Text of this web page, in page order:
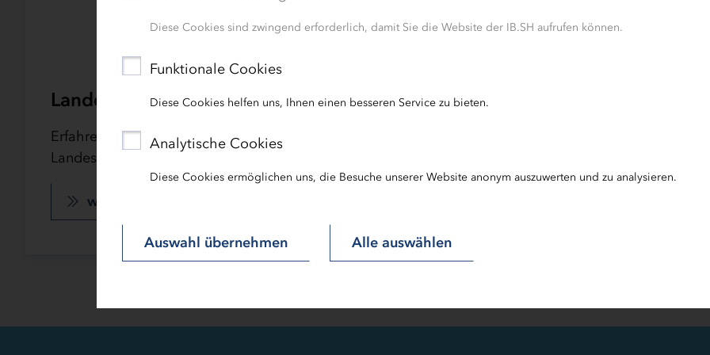
Diese Cookies sind zwingend erforderlich, damit Sie die Website der IB.SH aufrufen können.
Funktionale Cookies
Diese Cookies helfen uns, Ihnen einen besseren Service zu bieten.
Analytische Cookies
Diese Cookies ermöglichen uns, die Besuche unserer Website anonym auszuwerten und zu analysieren.
Auswahl übernehmen Alle auswählen
Landesprogramm Arbeit (LPA) 2021-2027
Erfahren Sie mehr über die Ziele und Förderansätze des
Landesprogramms Arbeit 2021-2027.
weitere Informationen
Sie suchen nach
Folgeprogramm und